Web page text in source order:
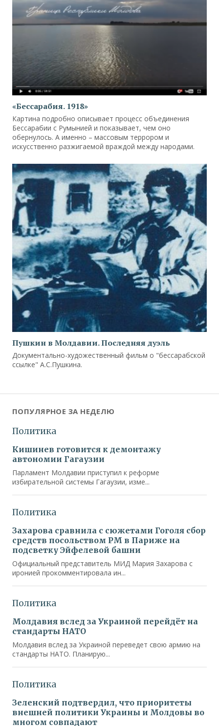
«Бессарабия. 1918»
Картина подробно описывает процесс объединения
Бессарабии с Румынией и показывает, чем оно
обернулось. А именно – массовым террором и
искусственно разжигаемой враждой между народами.
Пушкин в Молдавии. Последняя дуэль
Документально-художественный фильм о "бессарабской
ссылке" А.С.Пушкина.
ПОПУЛЯРНОЕ ЗА НЕДЕЛЮ